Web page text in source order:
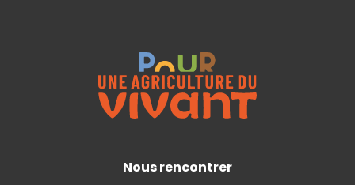
Nous rencontrer